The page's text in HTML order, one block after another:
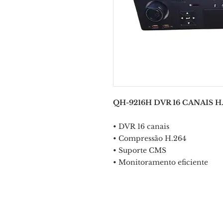
QH-9216H DVR 16 CANAIS
• DVR 16 canais
• Compressão H.264
• Suporte CMS
• Monitoramento eficiente